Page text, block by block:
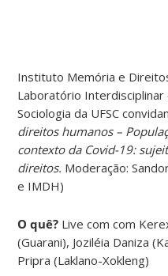
Instituto Memória e
Laboratório Interdisciplinar
Sociologia da UFSC
direitos humanos –
contexto da Covid-19:
direitos. Moderação:
e IMDH)
O quê? Live com com
(Guarani), Joziléia Daniza
Pripra (Laklano-Xokleng)